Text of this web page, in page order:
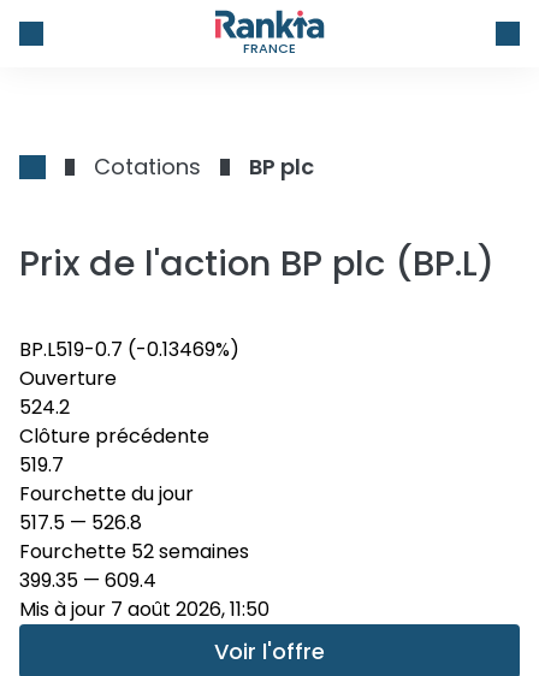
FRANCE
Cotations BP plc
Prix de l'action BP plc (BP.L)
BP.L519-0.7 (-0.13469%)
Ouverture
524.2
Clôture précédente
519.7
Fourchette du jour
517.5 — 526.8
Fourchette 52 semaines
399.35 — 609.4
Mis à jour 7 août 2026, 11:50
Voir l'offre